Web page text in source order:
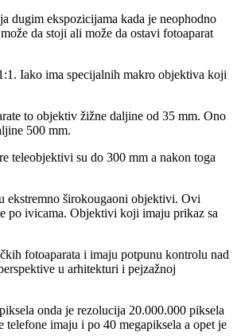
dugim ekspozicijama kada je neophodno
da stoji ali može da ostavi fotoaparat
Iako ima specijalnih makro objektiva koji
to objektiv žižne daljine od 35 mm. Ono
500 mm.
teleobjektivi su do 300 mm a nakon toga
ekstremno širokougaoni objektivi. Ovi
po ivicama. Objektivi koji imaju prikaz sa
fotoaparata i imaju potpunu kontrolu nad
u arhitekturi i pejzažnoj
onda je rezolucija 20.000.000 piksela
imaju i po 40 megapiksela a opet je